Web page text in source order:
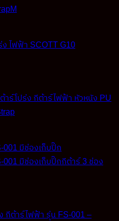
าร์โปร่ง กีต้าร์ไฟฟ้า หัวหนัง PU
กีต้าร์ไฟฟ้า รุ่น FS-001 –